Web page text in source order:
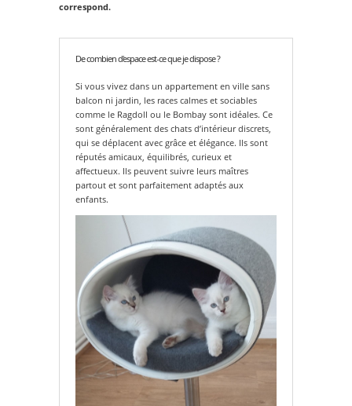
correspond.
De combien d'espace est-ce que je dispose ?
Si vous vivez dans un appartement en ville sans
balcon ni jardin, les races calmes et sociables
comme le Ragdoll ou le Bombay sont idéales. Ce
sont généralement des chats d’intérieur discrets,
qui se déplacent avec grâce et élégance. Ils sont
réputés amicaux, équilibrés, curieux et
affectueux. Ils peuvent suivre leurs maîtres
partout et sont parfaitement adaptés aux
enfants.